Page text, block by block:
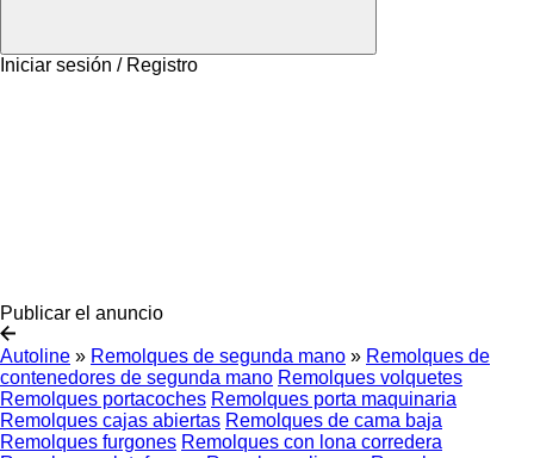
Iniciar sesión / Registro
Publicar el anuncio
Autoline » Remolques de segunda mano » Remolques de
contenedores de segunda mano Remolques volquetes
Remolques portacoches Remolques porta maquinaria
Remolques cajas abiertas Remolques de cama baja
Remolques furgones Remolques con lona corredera